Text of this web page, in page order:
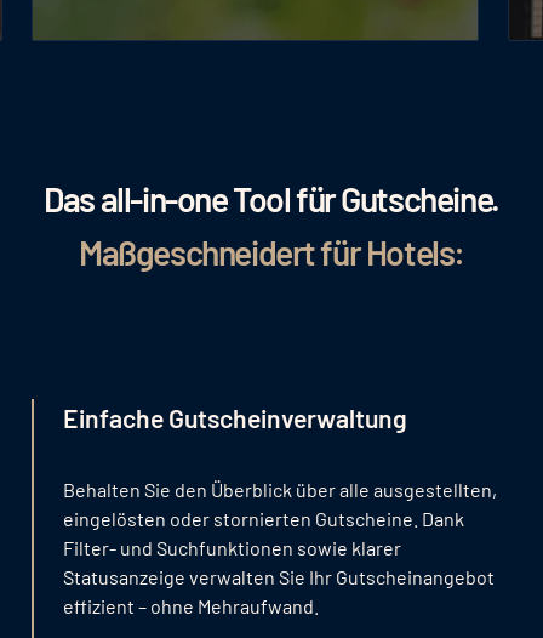
Das all-in-one Tool für Gutscheine.
Maßgeschneidert für Hotels:
Einfache Gutscheinverwaltung
Behalten Sie den Überblick über alle ausgestellten,
eingelösten oder stornierten Gutscheine. Dank
Filter- und Suchfunktionen sowie klarer
Statusanzeige verwalten Sie Ihr Gutscheinangebot
effizient – ohne Mehraufwand.